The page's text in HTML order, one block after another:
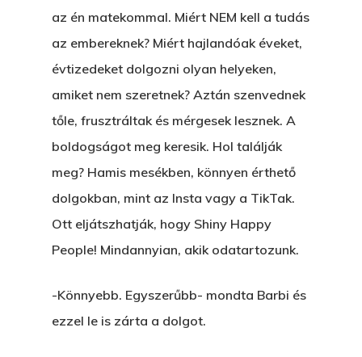
az én matekommal. Miért NEM kell a tudás
az embereknek? Miért hajlandóak éveket,
évtizedeket dolgozni olyan helyeken,
amiket nem szeretnek? Aztán szenvednek
tőle, frusztráltak és mérgesek lesznek. A
boldogságot meg keresik. Hol találják
meg? Hamis mesékben, könnyen érthető
dolgokban, mint az Insta vagy a TikTak.
Ott eljátszhatják, hogy Shiny Happy
People! Mindannyian, akik odatartozunk.
-Könnyebb. Egyszerűbb- mondta Barbi és
ezzel le is zárta a dolgot.
EGY BANKOT, ÖDÖN?
GYERE VELEM
KÖNYVESBOLTBA,
Hogyan Tudta Feladni
Kartalherczeghy